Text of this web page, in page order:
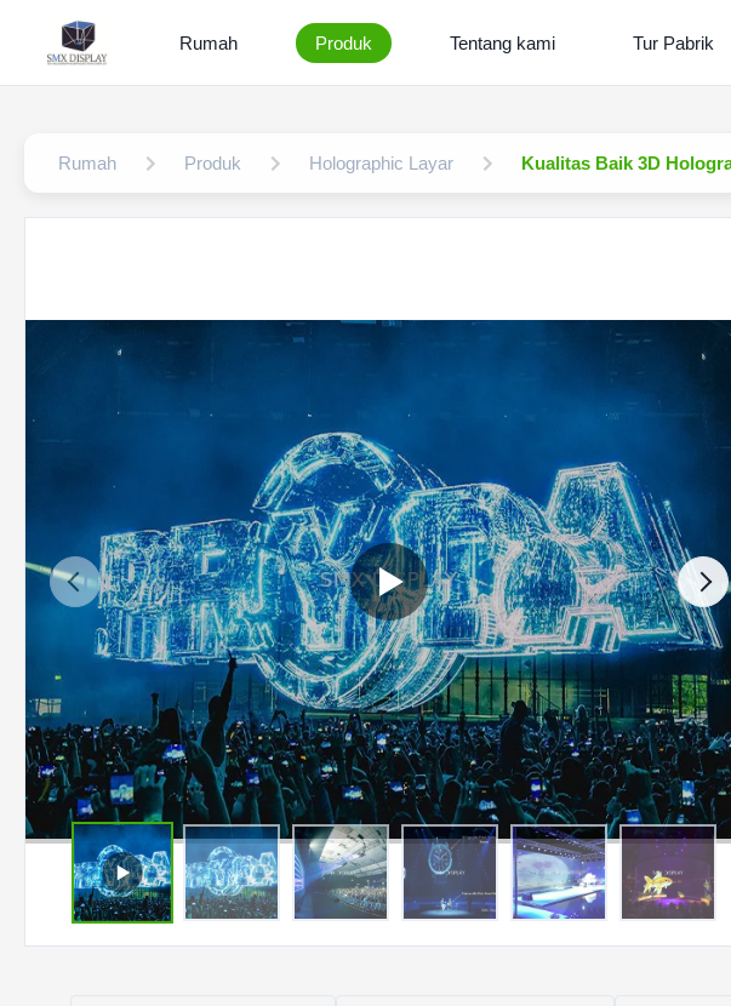
Rumah Produk Tentang kami Tur Pabrik
Rumah Produk Holographic Layar Kualitas Baik 3D